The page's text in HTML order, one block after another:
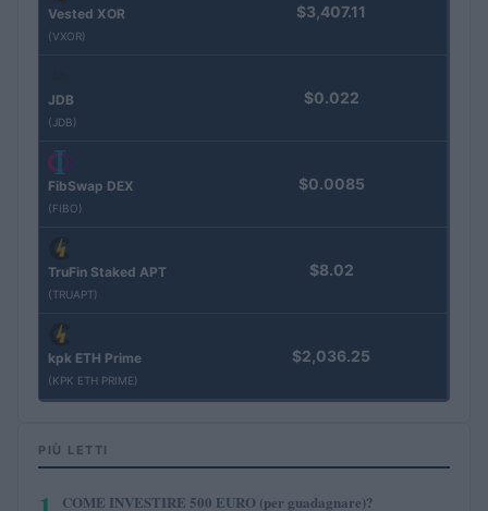
Vested XOR
(VXOR)
$3,407.11
JDB
(JDB)
$0.022
FibSwap DEX
(FIBO)
$0.0085
TruFin Staked APT
(TRUAPT)
$8.02
kpk ETH Prime
(KPK ETH PRIME)
$2,036.25
PIÙ LETTI
COME INVESTIRE 500 EURO (per guadagnare)?